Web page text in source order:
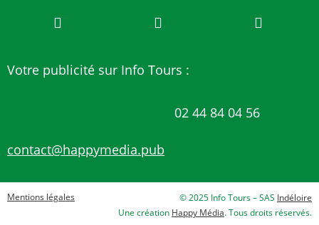
Votre publicité sur Info Tours :
02 44 84 04 56
contact@happymedia.pub
Mentions légales © 2025 Info Tours – SAS Indéloire
Une création Happy Média. Tous droits réservés.